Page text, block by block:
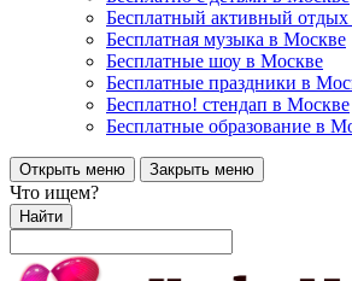
Бесплатный активный
Бесплатная музыка в Москве
Бесплатные шоу в Москве
Бесплатные праздники в
Бесплатно! стендап в Москве
Бесплатные образование в
Открыть меню Закрыть меню
Что ищем?
Найти